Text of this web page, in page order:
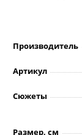
Производитель
Артикул
Сюжеты
Размер, см